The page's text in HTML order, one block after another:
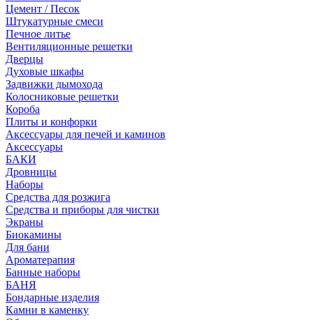
Цемент / Песок
Штукатурные смеси
Печное литье
Вентиляционные решетки
Дверцы
Духовые шкафы
Задвижки дымохода
Колосниковые решетки
Короба
Плиты и конфорки
Аксессуары для печей и каминов
Аксессуары
БАКИ
Дровницы
Наборы
Средства для розжига
Средства и приборы для чистки
Экраны
Биокамины
Для бани
Ароматерапия
Банные наборы
БАНЯ
Бондарные изделия
Камни в каменку